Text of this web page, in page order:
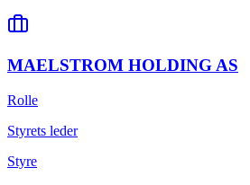
MAELSTROM HOLDING AS
Rolle
Styrets leder
Styre